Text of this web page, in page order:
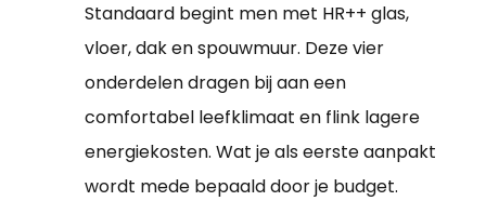
Standaard begint men met HR++ glas,
vloer, dak en spouwmuur. Deze vier
onderdelen dragen bij aan een
comfortabel leefklimaat en flink lagere
energiekosten. Wat je als eerste aanpakt
wordt mede bepaald door je budget.